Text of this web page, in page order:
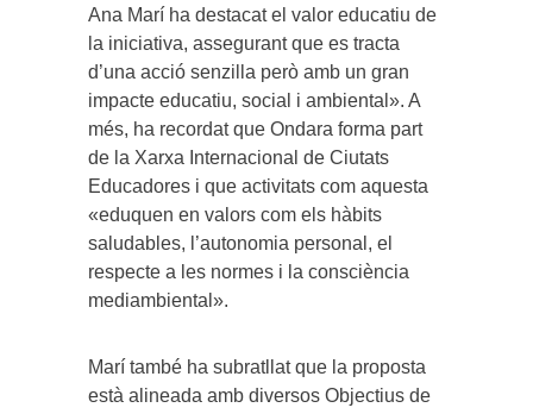
Ana Marí ha destacat el valor educatiu de
la iniciativa, assegurant que es tracta
d’una acció senzilla però amb un gran
impacte educatiu, social i ambiental». A
més, ha recordat que Ondara forma part
de la Xarxa Internacional de Ciutats
Educadores i que activitats com aquesta
«eduquen en valors com els hàbits
saludables, l’autonomia personal, el
respecte a les normes i la consciència
mediambiental».
Marí també ha subratllat que la proposta
està alineada amb diversos Objectius de